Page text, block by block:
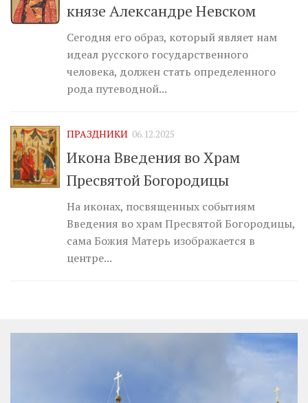
князе Александре Невском
Сегодня его образ, который являет нам
идеал русского государственного
человека, должен стать определенного
рода путеводной...
ПРАЗДНИКИ 06.12.2025
Икона Введения во Храм
Пресвятой Богородицы
На иконах, посвященных событиям
Введения во храм Пресвятой Богородицы,
сама Божия Матерь изображается в
центре...